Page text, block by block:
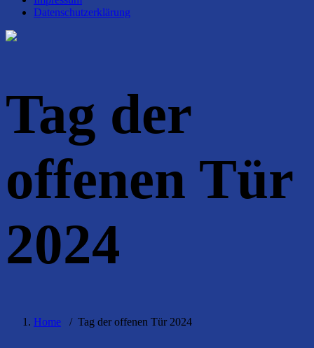
Datenschutzerklärung
Tag der
offenen Tür
2024
Home / Tag der offenen Tür 2024